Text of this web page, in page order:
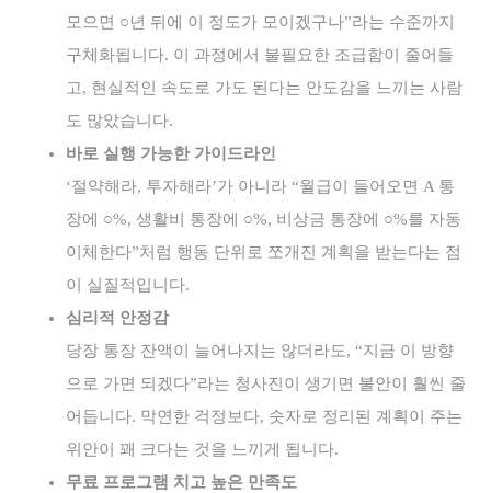
모으면 ○년 뒤에 이 정도가 모이겠구나”라는 수준까지
구체화됩니다. 이 과정에서 불필요한 조급함이 줄어들
고, 현실적인 속도로 가도 된다는 안도감을 느끼는 사람
도 많았습니다.
바로 실행 가능한 가이드라인
‘절약해라, 투자해라’가 아니라 “월급이 들어오면 A 통
장에 ○%, 생활비 통장에 ○%, 비상금 통장에 ○%를 자동
이체한다”처럼 행동 단위로 쪼개진 계획을 받는다는 점
이 실질적입니다.
심리적 안정감
당장 통장 잔액이 늘어나지는 않더라도, “지금 이 방향
으로 가면 되겠다”라는 청사진이 생기면 불안이 훨씬 줄
어듭니다. 막연한 걱정보다, 숫자로 정리된 계획이 주는
위안이 꽤 크다는 것을 느끼게 됩니다.
무료 프로그램 치고 높은 만족도